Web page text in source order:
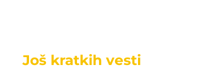
Još kratkih vesti